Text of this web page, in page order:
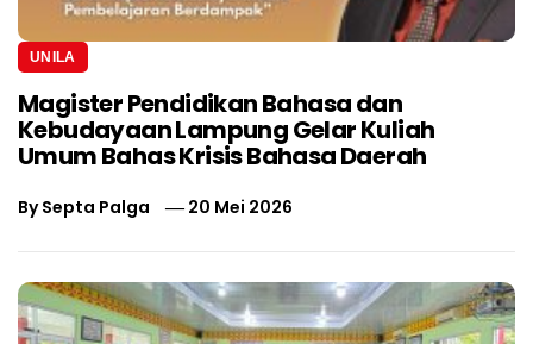
UNILA
Magister Pendidikan Bahasa dan
Kebudayaan Lampung Gelar Kuliah
Umum Bahas Krisis Bahasa Daerah
BySepta Palga 20 Mei 2026